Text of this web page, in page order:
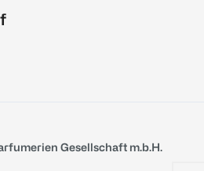
Gesellschaft m.b.H.